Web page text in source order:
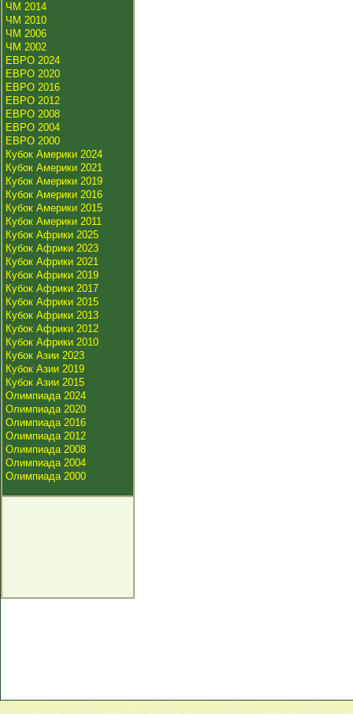
ЧМ 2014
ЧМ 2010
ЧМ 2006
ЧМ 2002
ЕВРО 2024
ЕВРО 2020
ЕВРО 2016
ЕВРО 2012
ЕВРО 2008
ЕВРО 2004
ЕВРО 2000
Кубок Америки 2024
Кубок Америки 2021
Кубок Америки 2019
Кубок Америки 2016
Кубок Америки 2015
Кубок Америки 2011
Кубок Африки 2025
Кубок Африки 2023
Кубок Африки 2021
Кубок Африки 2019
Кубок Африки 2017
Кубок Африки 2015
Кубок Африки 2013
Кубок Африки 2012
Кубок Африки 2010
Кубок Азии 2023
Кубок Азии 2019
Кубок Азии 2015
Олимпиада 2024
Олимпиада 2020
Олимпиада 2016
Олимпиада 2012
Олимпиада 2008
Олимпиада 2004
Олимпиада 2000